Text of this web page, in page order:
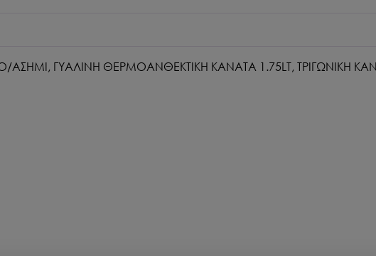
ΑΣΗΜΙ, ΓΥΑΛΙΝΗ ΘΕΡΜΟΑΝΘΕΚΤΙΚΗ ΚΑΝΑΤΑ 1.75LT,